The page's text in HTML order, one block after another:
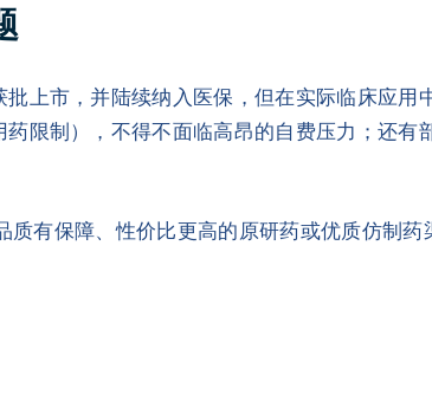
批上市，并陆续纳入医保，但在实际临床应用
限制），不得不面临高昂的自费压力；还有
有保障、性价比更高的原研药或优质仿制药